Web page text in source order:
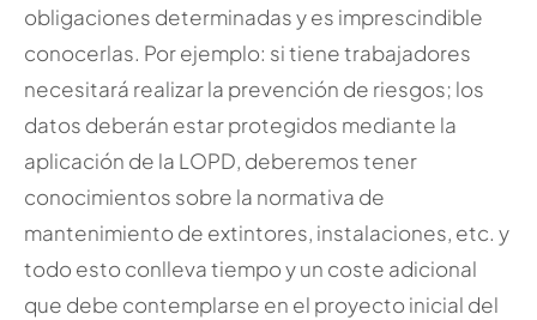
obligaciones determinadas y es imprescindible
conocerlas. Por ejemplo: si tiene trabajadores
necesitará realizar la prevención de riesgos; los
datos deberán estar protegidos mediante la
aplicación de la LOPD, deberemos tener
conocimientos sobre la normativa de
mantenimiento de extintores, instalaciones, etc. y
todo esto conlleva tiempo y un coste adicional
que debe contemplarse en el proyecto inicial del